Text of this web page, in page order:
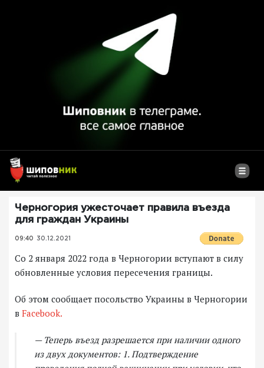
Черногория ужесточает правила въезда
для граждан Украины
09:40 30.12.2021
Со 2 января 2022 года в Черногории вступают в силу
обновленные условия пересечения границы.
Об этом сообщает посольство Украины в Черногории
в Facebook.
— Теперь въезд разрешается при наличии одного
из двух документов: 1. Подтверждение